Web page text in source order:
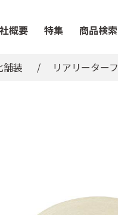
概要 特集 商品検索
舗装 リアリーターフ